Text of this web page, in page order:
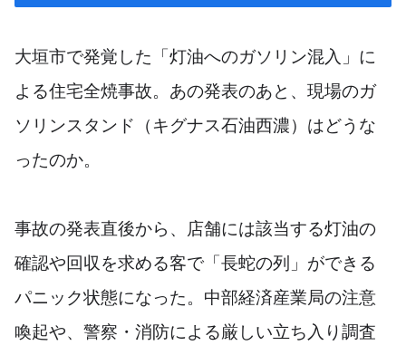
大垣市で発覚した「灯油へのガソリン混入」に
よる住宅全焼事故。あの発表のあと、現場のガ
ソリンスタンド（キグナス石油西濃）はどうな
ったのか。
事故の発表直後から、店舗には該当する灯油の
確認や回収を求める客で「長蛇の列」ができる
パニック状態になった。中部経済産業局の注意
喚起や、警察・消防による厳しい立ち入り調査